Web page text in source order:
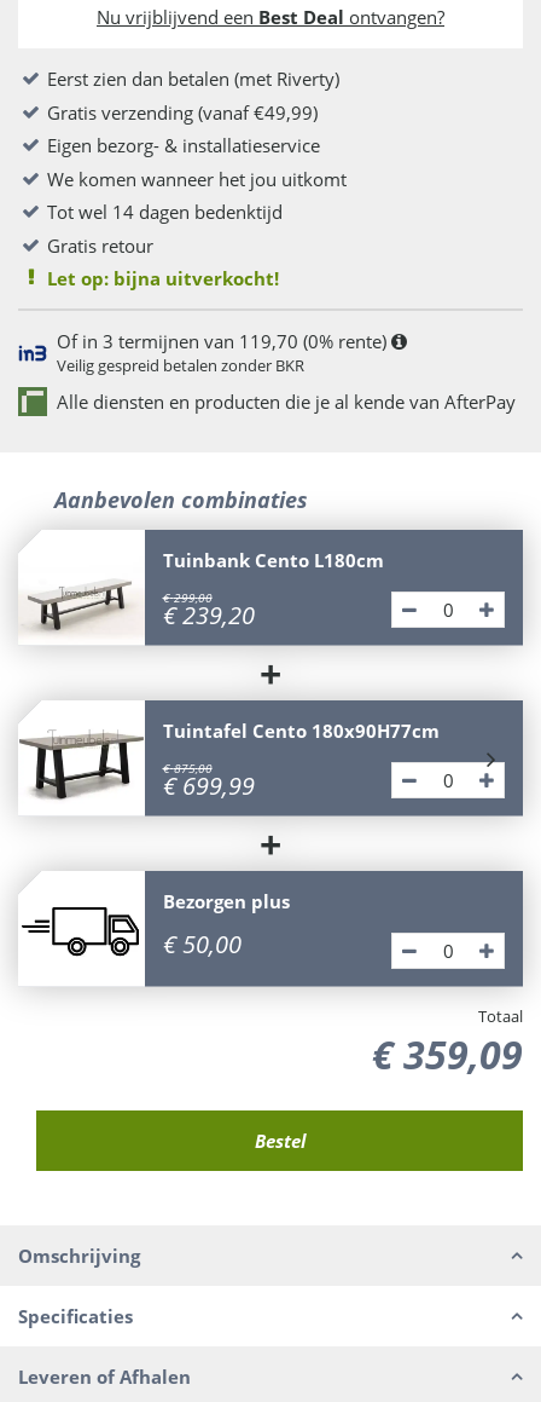
Nu vrijblijvend een Best Deal ontvangen?
Eerst zien dan betalen (met Riverty)
Gratis verzending (vanaf €49,99)
Eigen bezorg- & installatieservice
We komen wanneer het jou uitkomt
Tot wel 14 dagen bedenktijd
Gratis retour
Let op: bijna uitverkocht!
Of in 3 termijnen van 119,70 (0% rente)
Veilig gespreid betalen zonder BKR
Alle diensten en producten die je al kende van AfterPay
Aanbevolen combinaties
Tuinbank Cento L180cm
€ 299,00
€ 239,20
+
Tuintafel Cento 180x90H77cm
€ 875,00
€ 699,99
+
Bezorgen plus
€ 50,00
Totaal
€359,09
Omschrijving
Specificaties
Leveren of Afhalen